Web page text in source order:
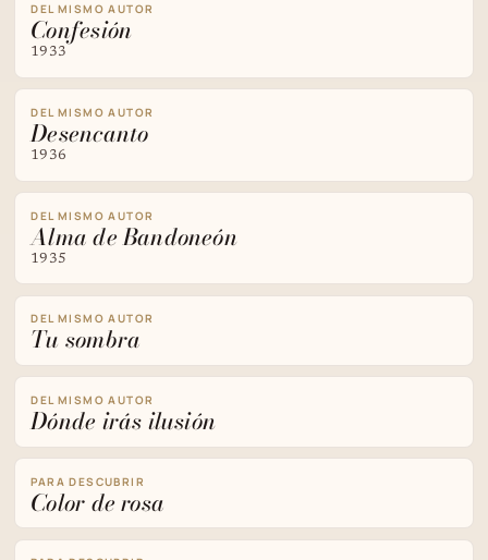
DEL MISMO AUTOR
Confesión
1933
DEL MISMO AUTOR
Desencanto
1936
DEL MISMO AUTOR
Alma de Bandoneón
1935
DEL MISMO AUTOR
Tu sombra
DEL MISMO AUTOR
Dónde irás ilusión
PARA DESCUBRIR
Color de rosa